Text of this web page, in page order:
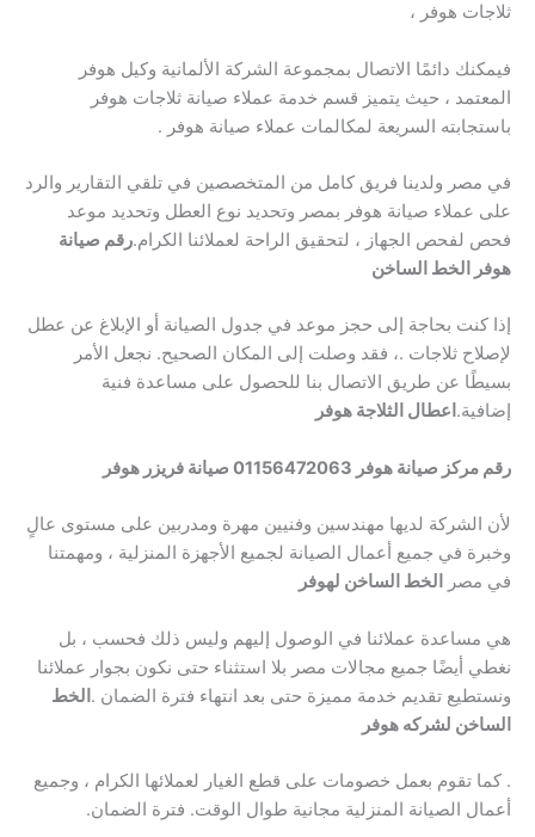
ثلاجات هوفر ،
فيمكنك دائمًا الاتصال بمجموعة الشركة الألمانية وكيل هوفر
المعتمد ، حيث يتميز قسم خدمة عملاء صيانة ثلاجات هوفر
باستجابته السريعة لمكالمات عملاء صيانة هوفر .
في مصر ولدينا فريق كامل من المتخصصين في تلقي التقارير والرد
على عملاء صيانة هوفر بمصر وتحديد نوع العطل وتحديد موعد
فحص لفحص الجهاز ، لتحقيق الراحة لعملائنا الكرام.رقم صيانة
هوفر الخط الساخن
إذا كنت بحاجة إلى حجز موعد في جدول الصيانة أو الإبلاغ عن عطل
لإصلاح ثلاجات .، فقد وصلت إلى المكان الصحيح. نجعل الأمر
بسيطًا عن طريق الاتصال بنا للحصول على مساعدة فنية
إضافية. اعطال الثلاجة هوفر
رقم مركز صيانة هوفر 01156472063 صيانة فريزر هوفر
لأن الشركة لديها مهندسين وفنيين مهرة ومدربين على مستوى عالٍ
وخبرة في جميع أعمال الصيانة لجميع الأجهزة المنزلية ، ومهمتنا
في مصر
الخط الساخن لهوفر
هي مساعدة عملائنا في الوصول إليهم وليس ذلك فحسب ، بل
نغطي أيضًا جميع مجالات مصر بلا استثناء حتى نكون بجوار عملائنا
ونستطيع تقديم خدمة مميزة حتى بعد انتهاء فترة الضمان . الخط
الساخن لشركه هوفر
. كما تقوم بعمل خصومات على قطع الغيار لعملائها الكرام ، وجميع
أعمال الصيانة المنزلية مجانية طوال الوقت. فترة الضمان.